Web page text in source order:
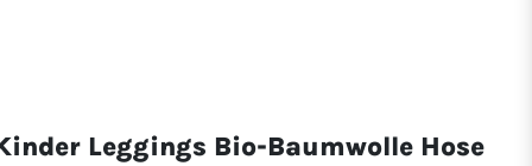
Leggings Bio-Baumwolle Hose